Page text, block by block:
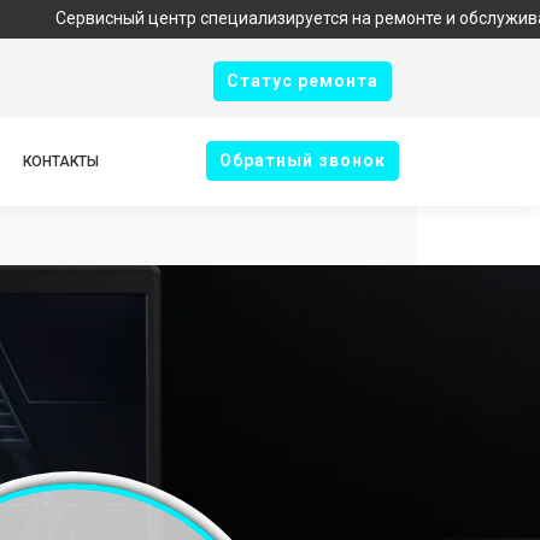
центр специализируется на ремонте и обслуживании
Cтатус ремонта
КОНТАКТЫ Oбратный звонок